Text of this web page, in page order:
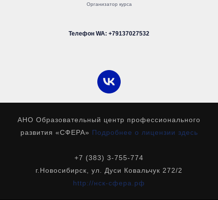
Организатор курса
Телефон WA: +79137027532
АНО Образовательный центр профессионального
развития «СФЕРА» Подробнее о лицензии здесь
+7 (383) 3-755-774
г.Новосибирск, ул. Дуси Ковальчук 272/2
http://нск-сфера.рф